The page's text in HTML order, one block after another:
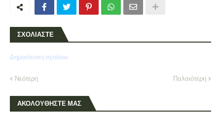
ΣΧΟΛΙΑΣΤΕ
Δημοσίευση σχολίου
Νεότερη Παλαιότερη
ΑΚΟΛΟΥΘΗΣΤΕ ΜΑΣ